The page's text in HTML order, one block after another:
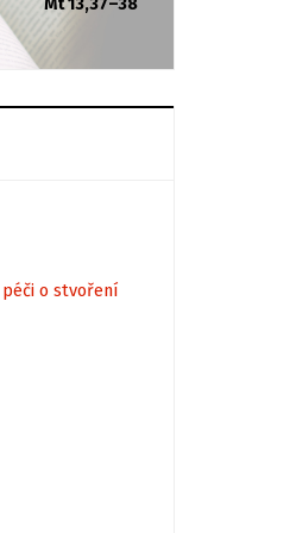
Mt 13,37–38
o stvoření